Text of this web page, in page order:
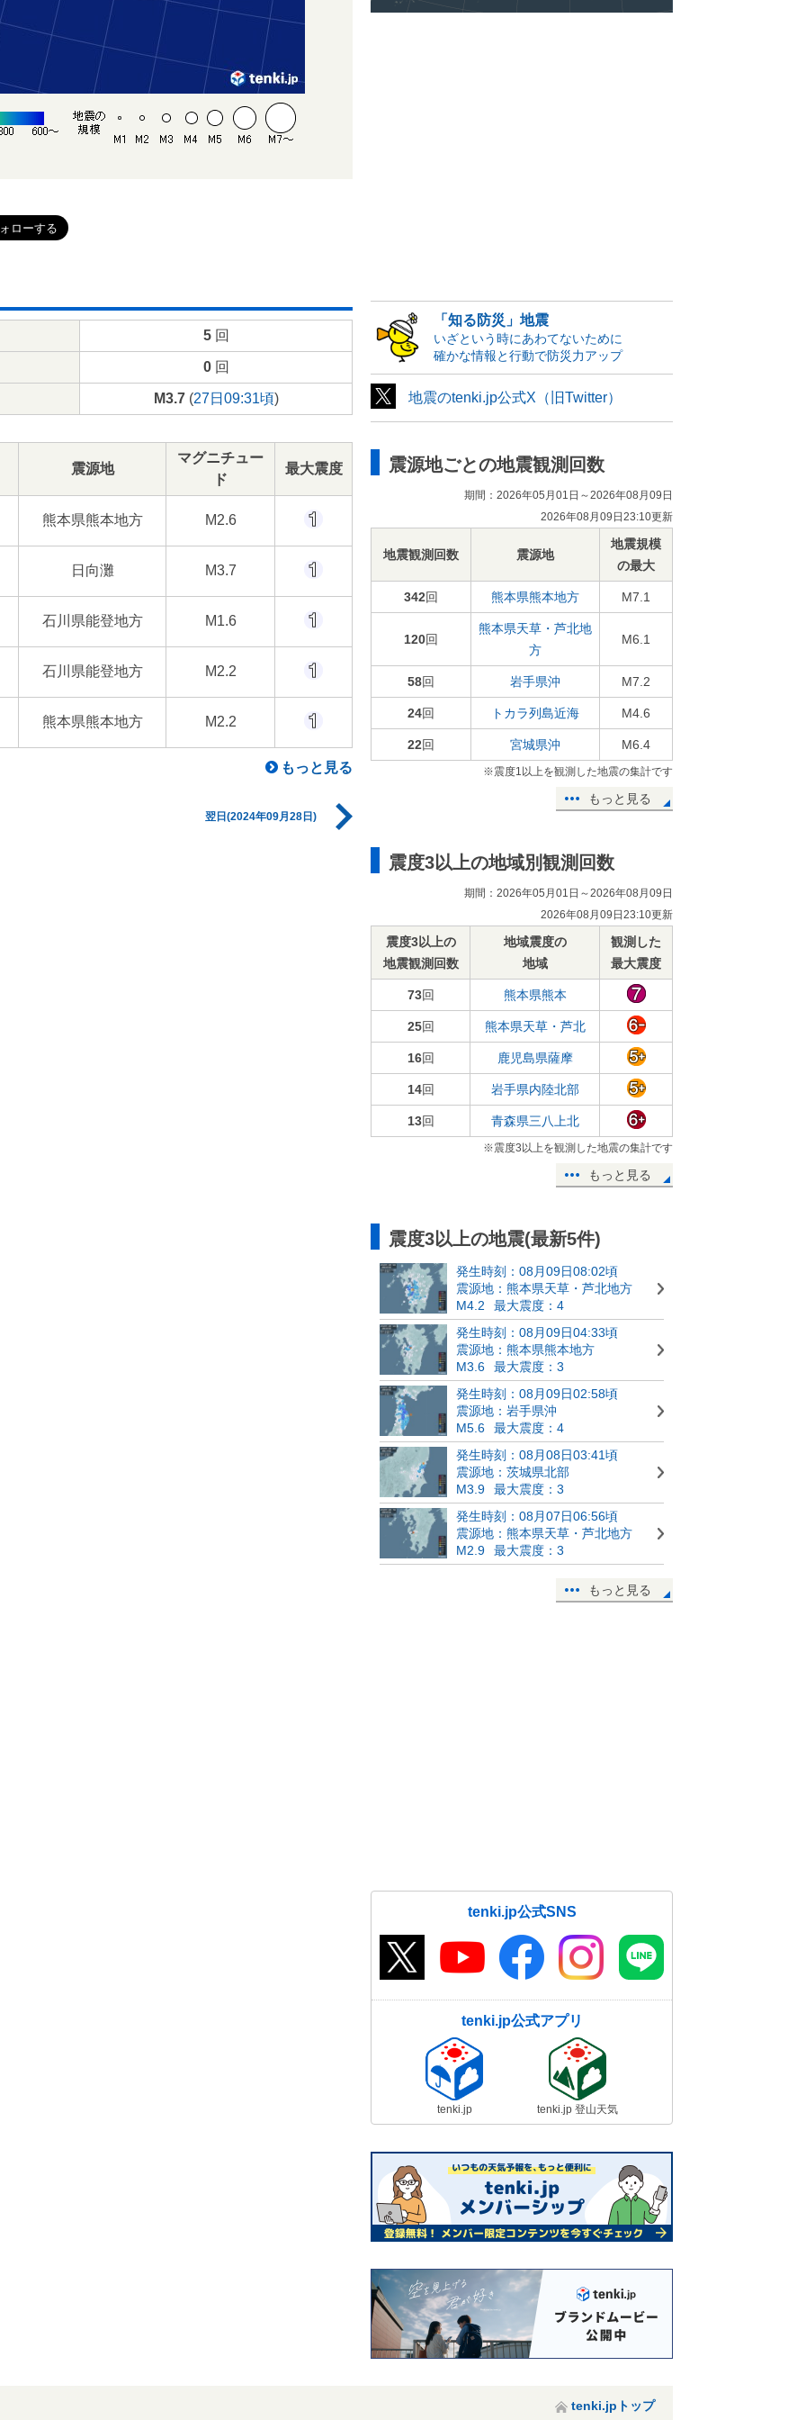
5回
0回
M3.7(27日09:31頃)
震源地
マグニチュー
ド
最大震度
熊本県熊本地方 M2.6
日向灘 M3.7
石川県能登地方 M1.6
石川県能登地方 M2.2
熊本県熊本地方 M2.2
もっと見る
翌日(2024年09月28日)
「知る防災」地震
いざという時にあわてないために
確かな情報と行動で防災力アップ
地震のtenki.jp公式X（旧Twitter）
震源地ごとの地震観測回数
期間：2026年05月01日～2026年08月09日
2026年08月09日23:10更新
地震観測回数 震源地
地震規模
の最大
342回 熊本県熊本地方 M7.1
120回
熊本県天草・芦北地
方
M6.1
58回 岩手県沖 M7.2
24回 トカラ列島近海 M4.6
22回 宮城県沖 M6.4
※震度1以上を観測した地震の集計です
もっと見る
震度3以上の地域別観測回数
期間：2026年05月01日～2026年08月09日
2026年08月09日23:10更新
震度3以上の
地震観測回数
地域震度の
地域
観測した
最大震度
73回 熊本県熊本
25回 熊本県天草・芦北
16回 鹿児島県薩摩
14回 岩手県内陸北部
13回 青森県三八上北
※震度3以上を観測した地震の集計です
もっと見る
震度3以上の地震(最新5件)
発生時刻：08月09日08:02頃
震源地：熊本県天草・芦北地方
M4.2
最大震度：4
発生時刻：08月09日04:33頃
震源地：熊本県熊本地方
M3.6
最大震度：3
発生時刻：08月09日02:58頃
震源地：岩手県沖
M5.6
最大震度：4
発生時刻：08月08日03:41頃
震源地：茨城県北部
M3.9
最大震度：3
発生時刻：08月07日06:56頃
震源地：熊本県天草・芦北地方
M2.9
最大震度：3
もっと見る
tenki.jp公式SNS
tenki.jp公式アプリ
tenki.jp tenki.jp 登山天気
tenki.jpトップ